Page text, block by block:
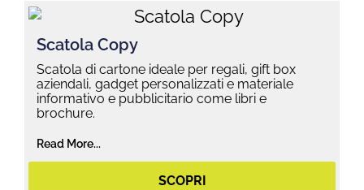
Scatola Copy
Scatola di cartone ideale per regali, gift box
aziendali, gadget personalizzati e materiale
informativo e pubblicitario come libri e
brochure.
Read More...
SCOPRI